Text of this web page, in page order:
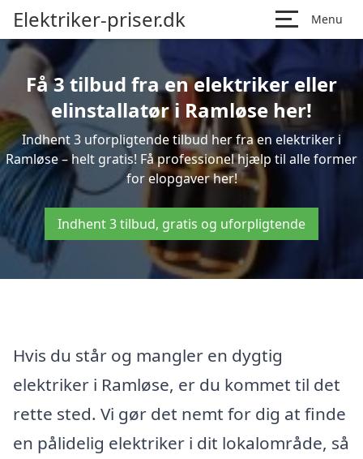
Elektriker-priser.dk Menu
Få 3 tilbud fra en elektriker eller
elinstallatør i Ramløse her!
Indhent 3 uforpligtende tilbud her fra en elektriker i
Ramløse – helt gratis! Få professionel hjælp til alle former
for elopgaver her!
Indhent 3 tilbud, gratis og uforpligtende
Hvis du står og mangler en dygtig
elektriker i Ramløse, er du kommet til det
rette sted. Vi gør det nemt for dig at finde
en pålidelig elektriker i dit lokalområde, så